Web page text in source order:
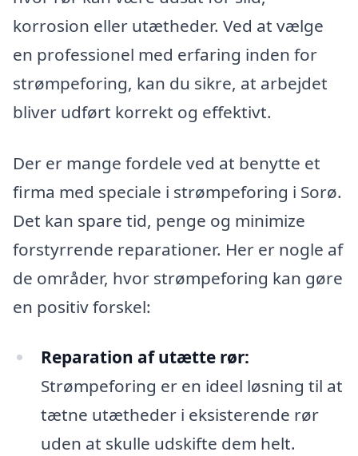
korrosion eller utætheder. Ved at vælge
en professionel med erfaring inden for
strømpeforing, kan du sikre, at arbejdet
bliver udført korrekt og effektivt.
Der er mange fordele ved at benytte et
firma med speciale i strømpeforing i Sorø.
Det kan spare tid, penge og minimize
forstyrrende reparationer. Her er nogle af
de områder, hvor strømpeforing kan gøre
en positiv forskel:
Reparation af utætte rør:
Strømpeforing er en ideel løsning til at
tætne utætheder i eksisterende rør
uden at skulle udskifte dem helt.